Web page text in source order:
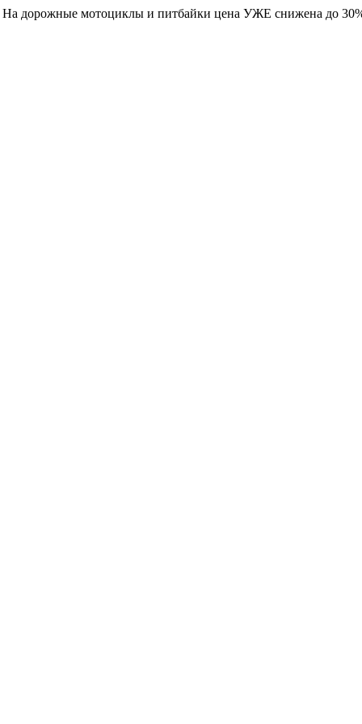
На дорожные мотоциклы и питбайки цена УЖЕ снижена до